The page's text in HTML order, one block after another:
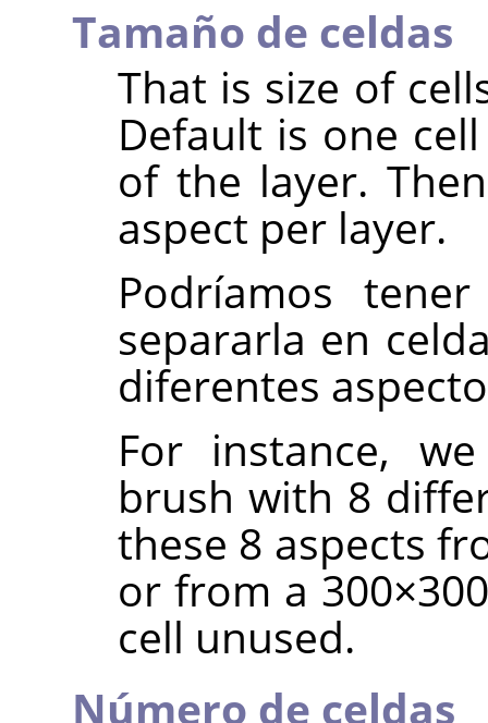
Tamaño de celdas
That is size of
Default is one
of the layer.
aspect per layer.
Podríamos
separarla en
diferentes
For instance,
brush with 8
these 8 aspects
or from a
cell unused.
Número de celdas